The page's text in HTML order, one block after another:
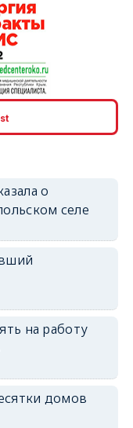
erid: 2SDnjcrDNw6
erid: 2SDnjdvhGXG
о
селе
на работу
домов